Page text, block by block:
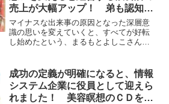
売上が大幅アップ！ 弟も認知症
やアルコール依存から元気になっ
て
マイナスな出来事の原因となった深層意
識の思いを変えていくと、すべてが好転
し始めたという、まるもとよしこさんか
こさん兵庫県在住弟の認知症の症状がな
くなる――学んだきっかけ...
成功の定義が明確になると、情報
システム企業に役員として迎えら
れました！ 美容瞑想のＣＤを聴